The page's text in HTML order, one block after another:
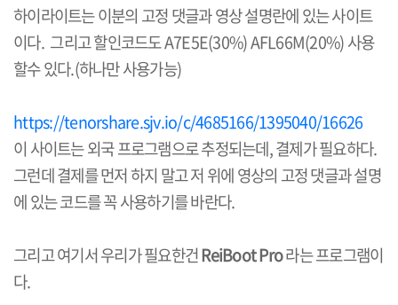
하이라이트는 이분의 고정 댓글과 영상 설명란에 있는 사이트
이다. 그리고 할인코드도A7E5E(30%) AFL66M(20%) 사용
할수 있다.(하나만 사용가능)
https://tenorshare.sjv.io/c/4685166/1395040/16626
이 사이트는 외국 프로그램으로 추정되는데, 결제가 필요하다.
그런데 결제를 먼저 하지 말고 저 위에 영상의 고정 댓글과 설명
에 있는 코드를 꼭 사용하기를 바란다.
그리고 여기서 우리가 필요한건ReiBoot Pro라는 프로그램이
다.